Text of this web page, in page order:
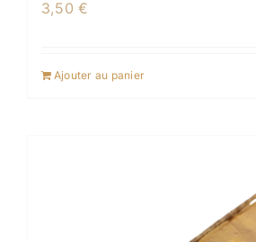
3,50€
Ajouter au panier